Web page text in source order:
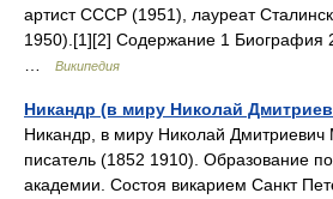
артист СССР (1951), лауреат
1950).[1][2] Содержание 1 Биография
Википедия
Никандр (в миру Николай
Никандр, в миру Николай Дмитриевич
писатель (1852 1910). Образование
академии. Состоя викарием Санкт